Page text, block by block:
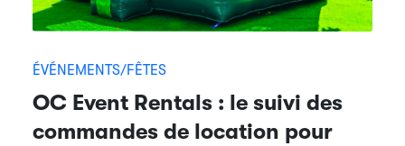
ÉVÉNEMENTS/FÊTES
OC Event Rentals : le suivi des
commandes de location pour